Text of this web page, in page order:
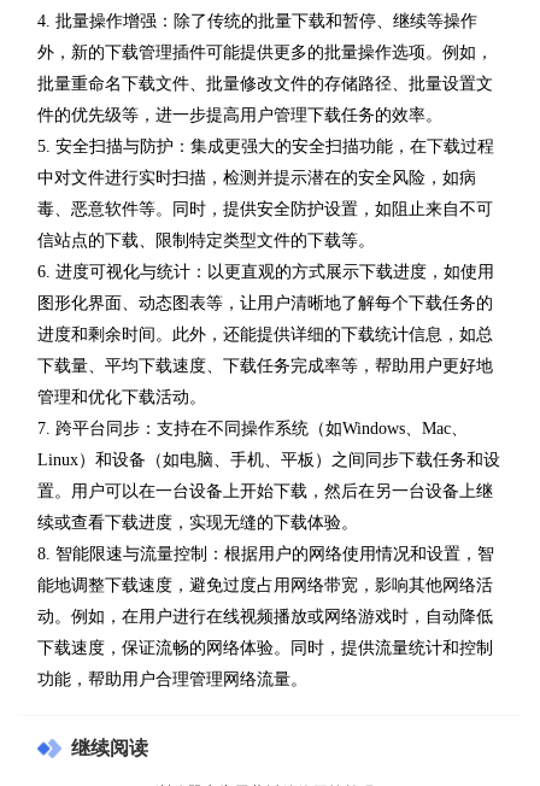
4. 批量操作增强：除了传统的批量下载和暂停、继续等操作
外，新的下载管理插件可能提供更多的批量操作选项。例如，
批量重命名下载文件、批量修改文件的存储路径、批量设置文
件的优先级等，进一步提高用户管理下载任务的效率。
5. 安全扫描与防护：集成更强大的安全扫描功能，在下载过程
中对文件进行实时扫描，检测并提示潜在的安全风险，如病
毒、恶意软件等。同时，提供安全防护设置，如阻止来自不可
信站点的下载、限制特定类型文件的下载等。
6. 进度可视化与统计：以更直观的方式展示下载进度，如使用
图形化界面、动态图表等，让用户清晰地了解每个下载任务的
进度和剩余时间。此外，还能提供详细的下载统计信息，如总
下载量、平均下载速度、下载任务完成率等，帮助用户更好地
管理和优化下载活动。
7. 跨平台同步：支持在不同操作系统（如Windows、Mac、
Linux）和设备（如电脑、手机、平板）之间同步下载任务和设
置。用户可以在一台设备上开始下载，然后在另一台设备上继
续或查看下载进度，实现无缝的下载体验。
8. 智能限速与流量控制：根据用户的网络使用情况和设置，智
能地调整下载速度，避免过度占用网络带宽，影响其他网络活
动。例如，在用户进行在线视频播放或网络游戏时，自动降低
下载速度，保证流畅的网络体验。同时，提供流量统计和控制
功能，帮助用户合理管理网络流量。
继续阅读